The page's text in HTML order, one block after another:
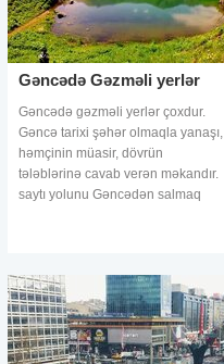
Gəncədə Gəzməli yerlər
Gəncədə gəzməli yerlər çoxdur.
Gəncə tarixi şəhər olmaqla yanaşı,
həmçinin müasir, dövrün
tələblərinə cavab verən məkandır.
saytı yolunu Gəncədən salmaq